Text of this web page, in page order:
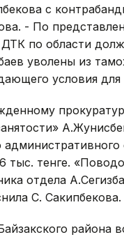
с
- По
ДТК по области
уволены из
условия для
тыс. тенге.
отдела
С. Сакипбекова.
района